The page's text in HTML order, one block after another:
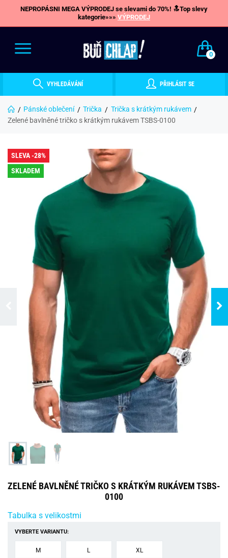
NEPROPÁSNI MEGA VÝPRODEJ se slevami do 70%! 🔝Top slevy
kategorie»»» VÝPRODEJ
0
VYHLEDÁVÁNÍ PŘIHLÁSIT SE
Pánské oblečení Trička
Trička s krátkým rukávem
Zelené bavlněné tričko s krátkým rukávem TSBS-0100
SLEVA -28%
SKLADEM
ZELENÉ BAVLNĚNÉ TRIČKO S KRÁTKÝM RUKÁVEM TSBS-
0100
Tabulka s velikostmi
VYBERTE VARIANTU:
M L XL